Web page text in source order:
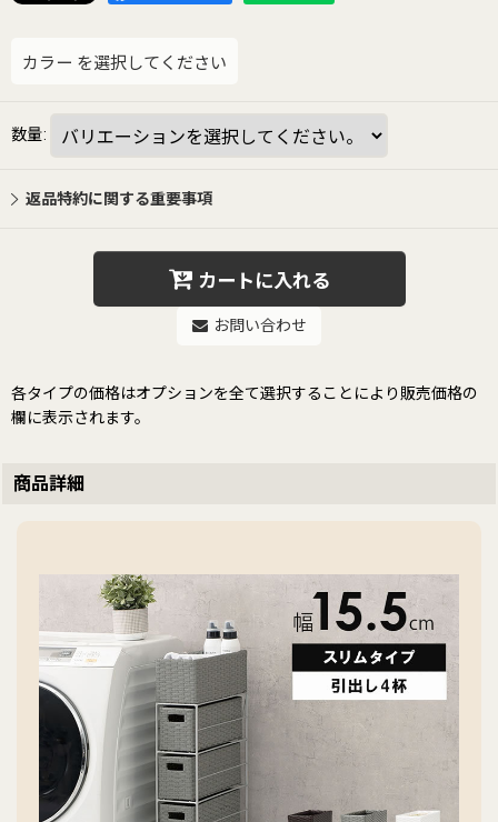
カラー を選択してください
数量:
返品特約に関する重要事項
カートに入れる
お問い合わせ
各タイプの価格はオプションを全て選択することにより販売価格の
欄に表示されます。
商品詳細